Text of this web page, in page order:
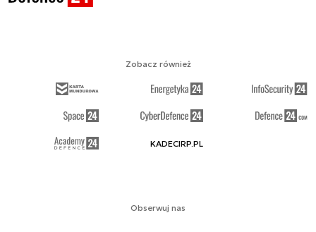
Obserwuj nas
Zobacz również
KADECIRP.PL